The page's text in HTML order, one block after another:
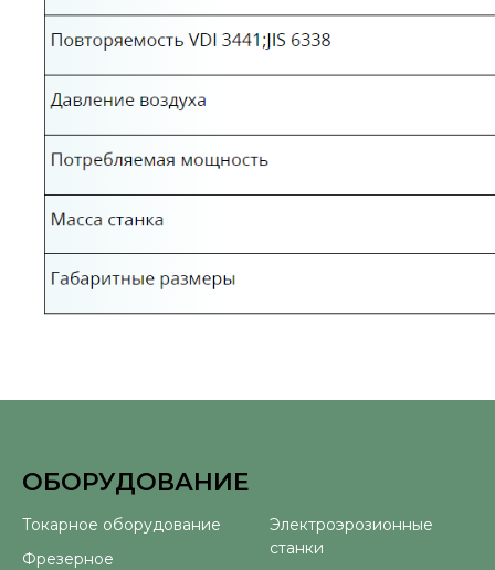
ОБОРУДОВАНИЕ
Токарное оборудование
Фрезерное
Электроэрозионные
станки